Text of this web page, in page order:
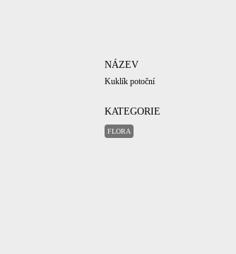
NÁZEV
Kuklík potoční
KATEGORIE
FLORA